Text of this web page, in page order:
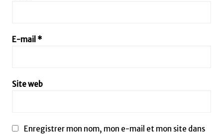
E-mail *
Site web
Enregistrer mon nom, mon e-mail et mon site dans